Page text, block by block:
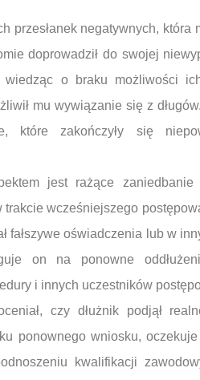
przesłanek negatywnych,
doprowadził do swojej
wiedząc o braku możliwości
mu wywiązanie się z
które zakończyły się
jest rażące
trakcie wcześniejszego
fałszywe oświadczenia lub w
on na ponowne
i innych uczestników
czy dłużnik podjął
ponownego wniosku,
kwalifikacji